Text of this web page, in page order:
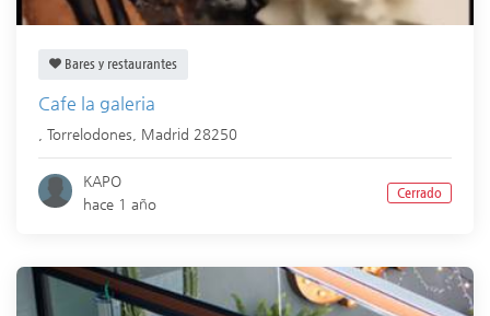
Bares y restaurantes
Cafe la galeria
Torrelodones Madrid 28250
KAPO
hace 1 año
Cerrado